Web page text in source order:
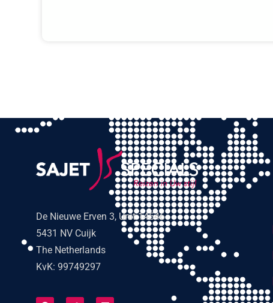
De Nieuwe Erven 3, Unit 14546
5431 NV Cuijk
The Netherlands
KvK: 99749297